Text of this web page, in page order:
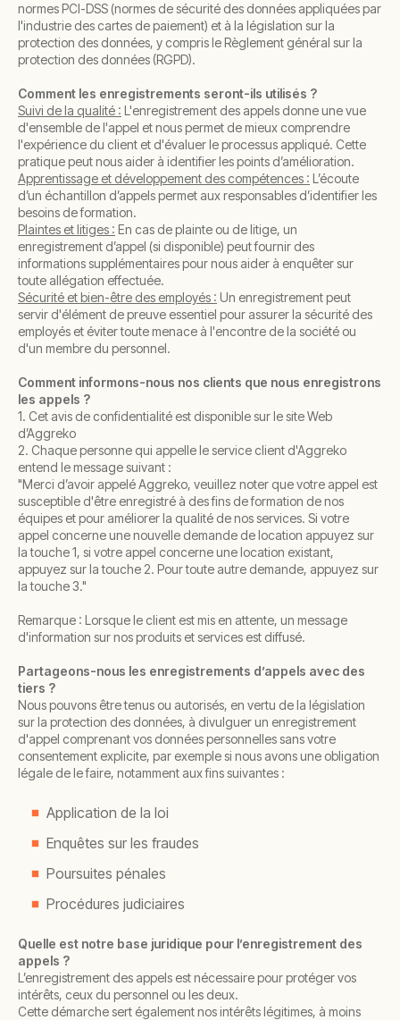
normes PCI-DSS (normes de sécurité des données appliquées par
l'industrie des cartes de paiement) et à la législation sur la
protection des données, y compris le Règlement général sur la
protection des données (RGPD).
Comment les enregistrements seront-ils utilisés ?
Suivi de la qualité : L'enregistrement des appels donne une vue
d'ensemble de l'appel et nous permet de mieux comprendre
l'expérience du client et d'évaluer le processus appliqué. Cette
pratique peut nous aider à identifier les points d’amélioration.
Apprentissage et développement des compétences : L’écoute
d’un échantillon d’appels permet aux responsables d’identifier les
besoins de formation.
Plaintes et litiges : En cas de plainte ou de litige, un
enregistrement d’appel (si disponible) peut fournir des
informations supplémentaires pour nous aider à enquêter sur
toute allégation effectuée.
Sécurité et bien-être des employés : Un enregistrement peut
servir d'élément de preuve essentiel pour assurer la sécurité des
employés et éviter toute menace à l'encontre de la société ou
d'un membre du personnel.
Comment informons-nous nos clients que nous enregistrons
les appels ?
1. Cet avis de confidentialité est disponible sur le site Web
d’Aggreko
2. Chaque personne qui appelle le service client d'Aggreko
entend le message suivant :
"Merci d’avoir appelé Aggreko, veuillez noter que votre appel est
susceptible d'être enregistré à des fins de formation de nos
équipes et pour améliorer la qualité de nos services. Si votre
appel concerne une nouvelle demande de location appuyez sur
la touche 1, si votre appel concerne une location existant,
appuyez sur la touche 2. Pour toute autre demande, appuyez sur
la touche 3."
Remarque : Lorsque le client est mis en attente, un message
d'information sur nos produits et services est diffusé.
Partageons-nous les enregistrements d’appels avec des
tiers ?
Nous pouvons être tenus ou autorisés, en vertu de la législation
sur la protection des données, à divulguer un enregistrement
d'appel comprenant vos données personnelles sans votre
consentement explicite, par exemple si nous avons une obligation
légale de le faire, notamment aux fins suivantes :
Application de la loi
Enquêtes sur les fraudes
Poursuites pénales
Procédures judiciaires
Quelle est notre base juridique pour l’enregistrement des
appels ?
L’enregistrement des appels est nécessaire pour protéger vos
intérêts, ceux du personnel ou les deux.
Cette démarche sert également nos intérêts légitimes, à moins